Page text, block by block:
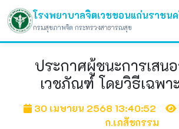
โรงพยาบาลจิตเวชขอนแก่นราชน
กรมสุขภาพจิต กระทรวงสาธารณสุข
ประกาศผู้ชนะการเสน
เวชภัณฑ์ โดยวิธีเฉพา
30 เมษายน 2568 13:40:52
ก.เภสัชกรรม